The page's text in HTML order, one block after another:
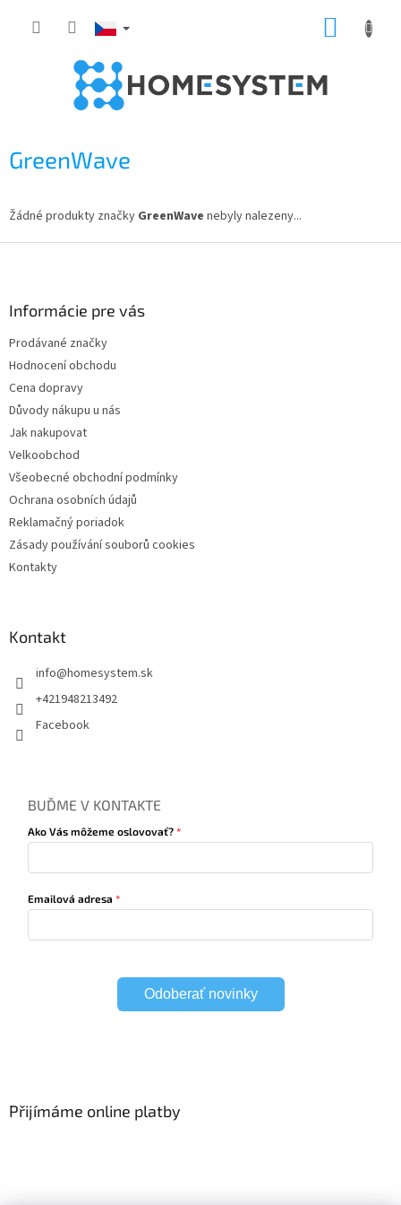
GreenWave
Žádné produkty značky GreenWave nebyly nalezeny...
Informácie pre vás
Prodávané značky
Hodnocení obchodu
Cena dopravy
Důvody nákupu u nás
Jak nakupovat
Velkoobchod
Všeobecné obchodní podmínky
Ochrana osobních údajů
Reklamačný poriadok
Zásady používání souborů cookies
Kontakty
Kontakt
info@homesystem.sk
+421948213492
Facebook
BUĎME V KONTAKTE
Ako Vás môžeme oslovovať?
Emailová adresa
Odoberať novinky
Přijímáme online platby